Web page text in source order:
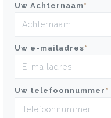
Uw Achternaam*
Uw e-mailadres*
Uw telefoonnummer *